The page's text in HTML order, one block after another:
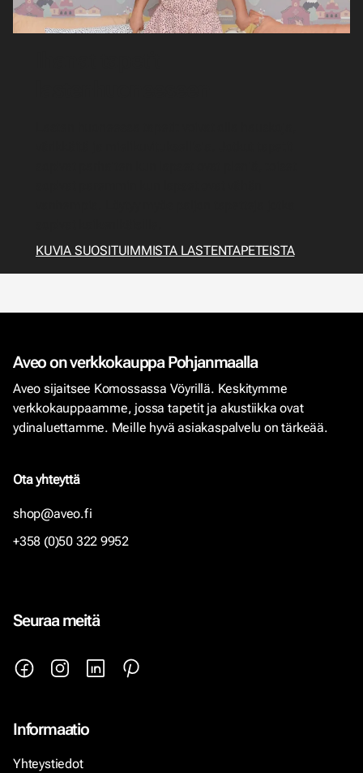
KUVIA SUOSITUIMMISTA LASTENTAPETEISTA
Aveo on verkkokauppa Pohjanmaalla
Aveo sijaitsee Komossassa Vöyrillä. Keskitymme
verkkokauppaamme, jossa tapetit ja akustiikka ovat
ydinaluettamme. Meille hyvä asiakaspalvelu on tärkeää.
Ota yhteyttä
shop@aveo.fi
+358 (0)50 322 9952
Seuraa meitä
Informaatio
Yhteystiedot